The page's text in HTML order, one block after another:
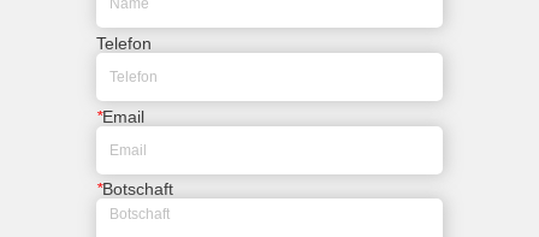
Telefon
*Email
*Botschaft